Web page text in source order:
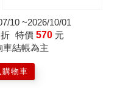
10 ~2026/10/01
折 特價 570 元
結帳為主
購物車